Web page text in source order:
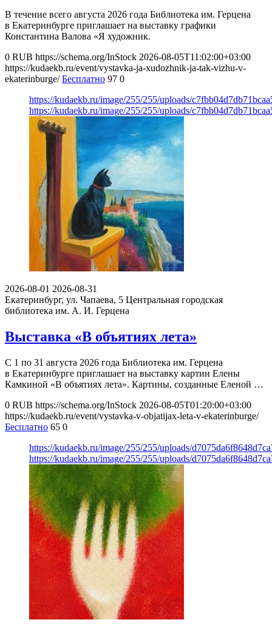
В течение всего августа 2026 года Библиотека им. Герцена
в Екатеринбурге приглашает на выставку графики
Константина Валова «Я художник.
0 RUB https://schema.org/InStock 2026-08-05T11:02:00+03:00
https://kudaekb.ru/event/vystavka-ja-xudozhnik-ja-tak-vizhu-v-
ekaterinburge/ Бесплатно 97 0
https://kudaekb.ru/image/255/255/uploads/
https://kudaekb.ru/image/255/255/uploads/
2026-08-01 2026-08-31
Екатеринбург, ул. Чапаева, 5 Центральная городская
библиотека им. А. И. Герцена
Выставка «В объятиях лета»
С 1 по 31 августа 2026 года Библиотека им. Герцена
в Екатеринбурге приглашает на выставку картин Елены
Камкиной «В объятиях лета». Картины, созданные Еленой …
0 RUB https://schema.org/InStock 2026-08-05T01:20:00+03:00
https://kudaekb.ru/event/vystavka-v-objatijax-leta-v-ekaterinburge/
Бесплатно 65 0
https://kudaekb.ru/image/255/255/uploads/
https://kudaekb.ru/image/255/255/uploads/